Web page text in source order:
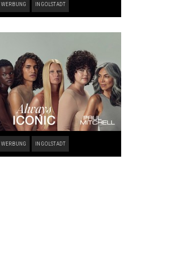
WERBUNG INGOLSTADT
WERBUNG INGOLSTADT